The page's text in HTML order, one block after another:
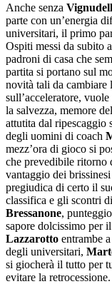
Anche senza
parte con un’energia
universitari, il primo
Ospiti messi da subito
padroni di casa che
partita si portano sul
novità tali da cambiare
sull’acceleratore,
la salvezza, memore
attutita dal ripescaggio
degli uomini di coach
mezz’ora di gioco si
che prevedibile ritorno
vantaggio dei
pregiudica di certo il
classifica e gli scontri
Bressanone,
sapore dolcissimo per il
Lazzarotto entrambe
degli universitari,
si giocherà il tutto per
evitare la retrocessione.